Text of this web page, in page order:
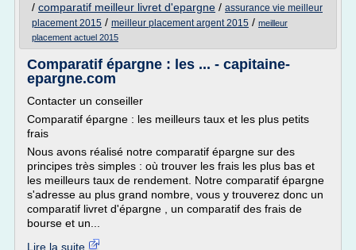
/ comparatif meilleur livret d'epargne / assurance vie meilleur
placement 2015 / meilleur placement argent 2015 / meilleur
placement actuel 2015
Comparatif épargne : les ... - capitaine-
epargne.com
Contacter un conseiller
Comparatif épargne : les meilleurs taux et les plus petits
frais
Nous avons réalisé notre comparatif épargne sur des
principes très simples : où trouver les frais les plus bas et
les meilleurs taux de rendement. Notre comparatif épargne
s'adresse au plus grand nombre, vous y trouverez donc un
comparatif livret d'épargne , un comparatif des frais de
bourse et un...
Lire la suite